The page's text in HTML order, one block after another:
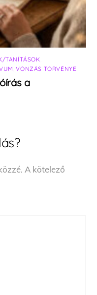
TANÍTÁSOK
,VONZÁS TÖRVÉNYE
a
A kötelező